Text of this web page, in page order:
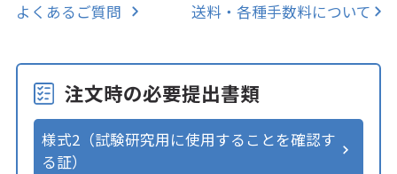
よくあるご質問 送料・各種手数料について
注文時の必要提出書類
様式2（試験研究用に使用することを確認す
る証）